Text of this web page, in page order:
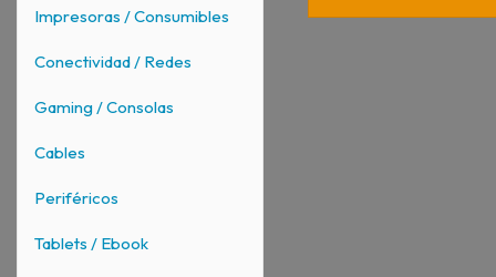
Impresoras / Consumibles
Conectividad / Redes
Gaming / Consolas
Cables
Periféricos
Tablets / Ebook